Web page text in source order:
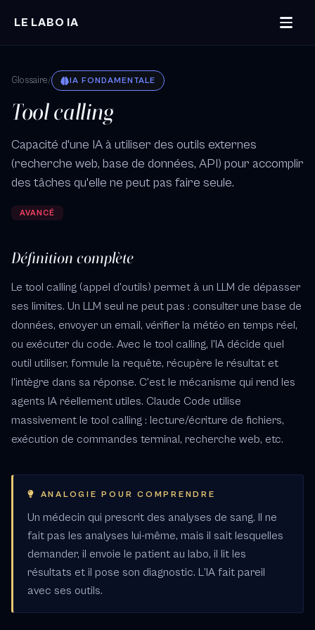
LE LABO IA
Glossaire/ IA FONDAMENTALE
Tool calling
Capacité d'une IA à utiliser des outils externes
(recherche web, base de données, API) pour accomplir
des tâches qu'elle ne peut pas faire seule.
AVANCÉ
Définition complète
Le tool calling (appel d'outils) permet à un LLM de dépasser
ses limites. Un LLM seul ne peut pas : consulter une base de
données, envoyer un email, vérifier la météo en temps réel,
ou exécuter du code. Avec le tool calling, l'IA décide quel
outil utiliser, formule la requête, récupère le résultat et
l'intègre dans sa réponse. C'est le mécanisme qui rend les
agents IA réellement utiles. Claude Code utilise
massivement le tool calling : lecture/écriture de fichiers,
exécution de commandes terminal, recherche web, etc.
ANALOGIE POUR COMPRENDRE
Un médecin qui prescrit des analyses de sang. Il ne
fait pas les analyses lui-même, mais il sait lesquelles
demander, il envoie le patient au labo, il lit les
résultats et il pose son diagnostic. L'IA fait pareil
avec ses outils.